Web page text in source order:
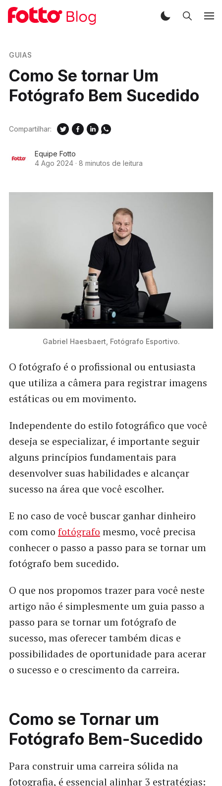
GUIAS
Como Se tornar Um
Fotógrafo Bem Sucedido
Equipe Fotto
4 Ago 2024 · 8 minutos de leitura
Compartilhar:
Gabriel Haesbaert, Fotógrafo Esportivo.
O fotógrafo é o profissional ou entusiasta
que utiliza a câmera para registrar imagens
estáticas ou em movimento.
Independente do estilo fotográfico que você
deseja se especializar, é importante seguir
alguns princípios fundamentais para
desenvolver suas habilidades e alcançar
sucesso na área que você escolher.
E no caso de você buscar ganhar dinheiro
com como fotógrafo mesmo, você precisa
conhecer o passo a passo para se tornar um
fotógrafo bem sucedido.
O que nos propomos trazer para você neste
artigo não é simplesmente um guia passo a
passo para se tornar um fotógrafo de
sucesso, mas oferecer também dicas e
possibilidades de oportunidade para acerar
o sucesso e o crescimento da carreira.
Como se Tornar um
Fotógrafo Bem-Sucedido
Para construir uma carreira sólida na
fotografia, é essencial alinhar 3 estratégias: